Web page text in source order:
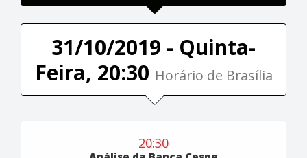
31/10/2019 - Quinta-
Feira, 20:30 Horário de Brasília
20:30